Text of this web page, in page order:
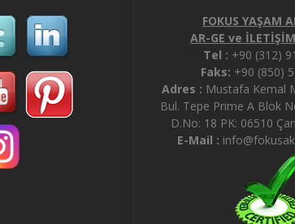
FOKUS YAŞAM
AR-GE ve
Tel : +90 (312)
Faks: +90 (850)
Adres : Mustafa Kemal
Bul. Tepe Prime A Blok
D.No: 18 PK: 06510
E-Mail :